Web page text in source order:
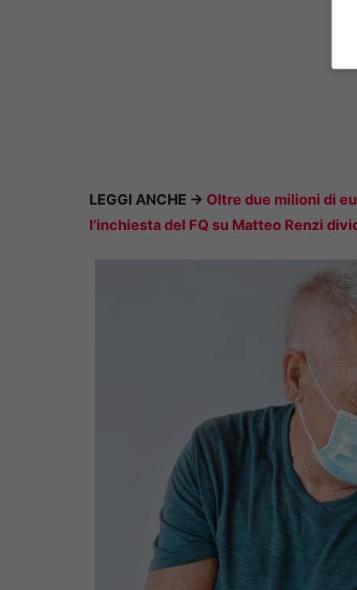
LEGGI ANCHE -> Oltre due milioni di
l’inchiesta del FQ su Matteo Renzi